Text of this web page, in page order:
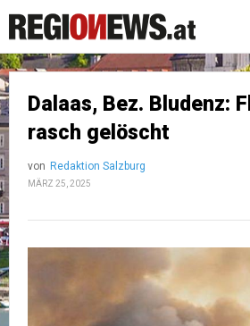
Dalaas, Bez. Bludenz:
rasch gelöscht
von Redaktion Salzburg
MÄRZ 25, 2025